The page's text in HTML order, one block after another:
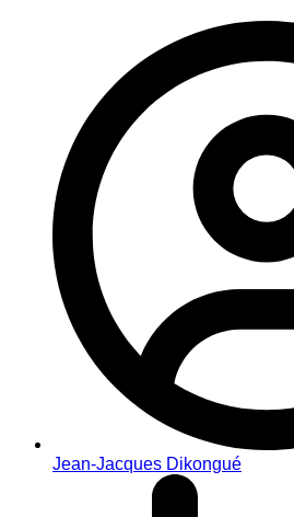
Jean-Jacques Dikongué